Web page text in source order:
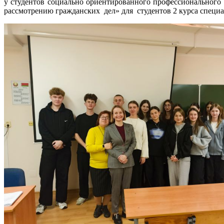
рассмотрению гражданских дел» для студентов 2 курса